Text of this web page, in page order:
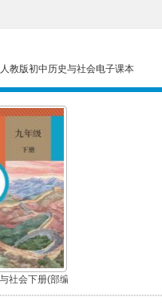
人教版初中历史与社会电子课本
社会下册(部编
版)